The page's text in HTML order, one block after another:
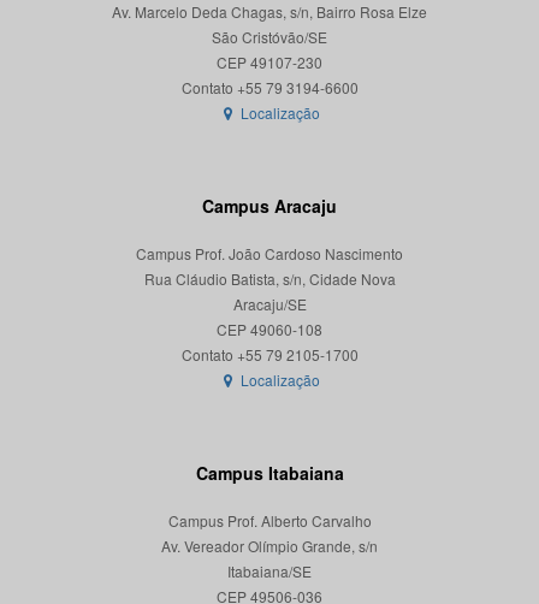
Av. Marcelo Deda Chagas, s/n, Bairro Rosa Elze
São Cristóvão/SE
CEP 49107-230
Localização
Campus Aracaju
Campus Prof. João Cardoso Nascimento
Rua Cláudio Batista, s/n, Cidade Nova
Aracaju/SE
CEP 49060-108
Localização
Campus Itabaiana
Campus Prof. Alberto Carvalho
Av. Vereador Olímpio Grande, s/n
Itabaiana/SE
CEP 49506-036